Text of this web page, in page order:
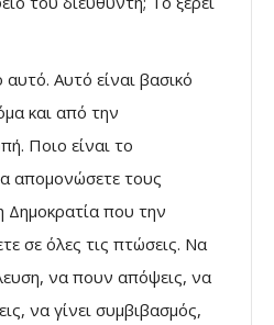
Αυτό είναι βασικό
και από την
Ποιο είναι το
απομονώσετε τους
Δημοκρατία που την
σε όλες τις πτώσεις. Να
να πουν απόψεις, να
να γίνει συμβιβασμός,